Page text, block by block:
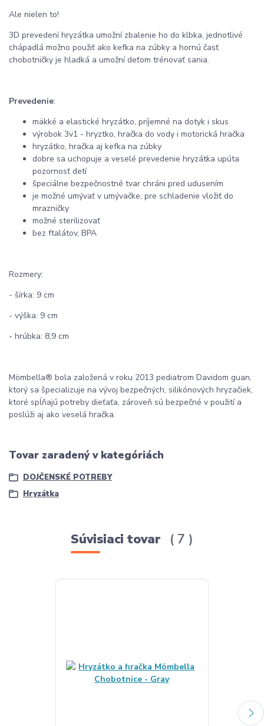
Ale nielen to!
3D prevedení hryzátka umožní zbalenie ho do klbka, jednotlivé
chápadlá možno použiť ako kefka na zúbky a hornú časť
chobotničky je hladká a umožní deťom trénovať sania.
Prevedenie:
mäkké a elastické hryzátko, príjemné na dotyk i skus
výrobok 3v1 - hryztko, hračka do vody i motorická hračka
hryzátko, hračka aj kefka na zúbky
dobre sa uchopuje a veselé prevedenie hryzátka upúta
pozornosť detí
špeciálne bezpečnostné tvar chráni pred udusením
je možné umývať v umývačke, pre schladenie vložiť do
mrazničky
možné sterilizovať
bez ftalátov, BPA
Rozmery:
- šírka: 9 cm
- výška: 9 cm
- hrúbka: 8,9 cm
Mömbella® bola založená v roku 2013 pediatrom Davidom guan,
ktorý sa špecializuje na vývoj bezpečných, silikónových hryzačiek,
ktoré spĺňajú potreby dieťaťa, zároveň sú bezpečné v použití a
poslúži aj ako veselá hračka.
Tovar zaradený v kategóriách
DOJČENSKÉ POTREBY
Hryzátka
Súvisiaci tovar 7